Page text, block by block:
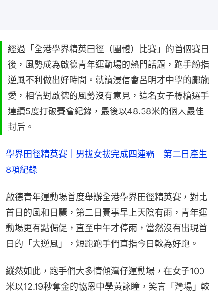
經過「全港學界精英田徑（團體）比賽」的首個賽日
後，風勢成為啟德青年運動場的熱門話題，跑手紛指
逆風不利做出好時間。就讀浸信會呂明才中學的鄺施
愛，相信對啟德的風勢沒有意見，這名女子標槍選手
連續5度打破賽會紀錄，最後以48.38米的個人最佳
封后。
學界田徑精英賽｜男拔女拔完成四連霸　第二日產生
8項紀錄
啟德青年運動場首度舉辦全港學界田徑精英賽，對比
首日的風和日麗，第二日賽事早上天陰有雨，青年運
動場更有點侷促，直至中午才停雨，當然沒有出現首
日的「大逆風」，短跑跑手們直指今日較為好跑。
縱然如此，跑手們大多情傾灣仔運動場，在女子100
米以12.19秒奪金的協恩中學黃詠瞳，笑言「灣場」較